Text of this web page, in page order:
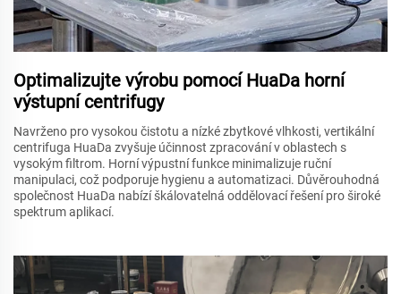
Optimalizujte výrobu pomocí HuaDa horní
výstupní centrifugy
Navrženo pro vysokou čistotu a nízké zbytkové vlhkosti, vertikální
centrifuga HuaDa zvyšuje účinnost zpracování v oblastech s
vysokým filtrom. Horní výpustní funkce minimalizuje ruční
manipulaci, což podporuje hygienu a automatizaci. Důvěrouhodná
společnost HuaDa nabízí škálovatelná oddělovací řešení pro široké
spektrum aplikací.